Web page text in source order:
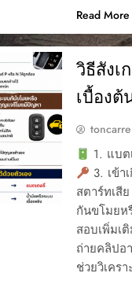
Read More
วิธีสังเ
เบื้อง
1. แบ
3. เข้
สตาร์ทเสี
กันขโมย
สอบเพิ่มเ
ถ่ายคลิปอ
ช่วยวิเคร